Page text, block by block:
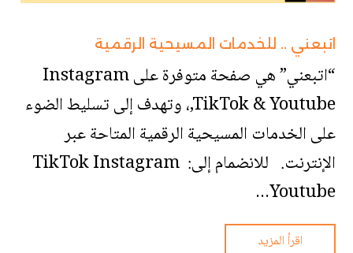
اتبعني .. للخدمات المسيحية الرقمية
“اتبعني” هي صفحة متوفرة على Instagram
,TikTok & Youtube، وتهدف إلى تسليط الضوء
على الخدمات المسيحية الرقمية المتاحة عبر
الإنترنت. للانضمام إلى: TikTok Instagram
Youtube...
اقرأ المزيد